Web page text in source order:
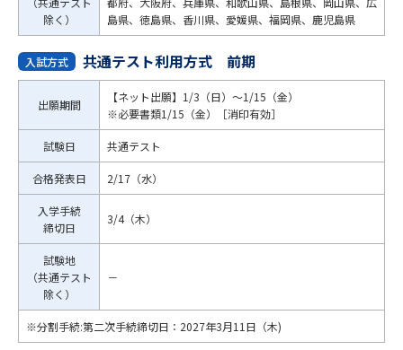
除く）
島県、徳島県、香川県、愛媛県、福岡県、鹿児島県
入試方式 共通テスト利用方式 前期
出願期間
【ネット出願】1/3（日）～1/15（金）
※必要書類1/15（金）［消印有効］
試験日 共通テスト
合格発表日 2/17（水）
入学手続
締切日
3/4（木）
試験地
（共通テスト
除く）
－
※分割手続:第二次手続締切日：2027年3月11日（木)